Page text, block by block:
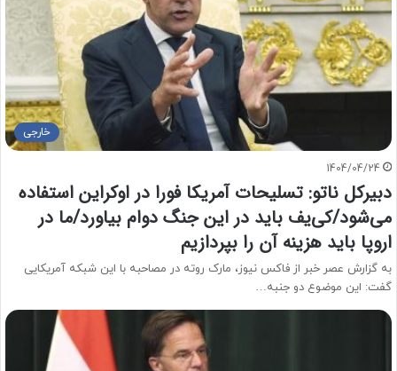
خارجی
1404/04/24
دبیرکل ناتو: تسلیحات آمریکا فورا در اوکراین استفاده
می‌شود/کی‌یف باید در این جنگ دوام بیاورد/ما در
اروپا باید هزینه آن را بپردازیم
به گزارش عصر خبر از فاکس نیوز، مارک روته در مصاحبه با این شبکه آمریکایی
گفت: این موضوع دو جنبه…